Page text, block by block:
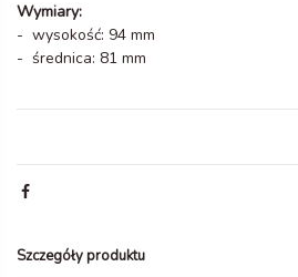
Wymiary:
- wysokość: 94 mm
- średnica: 81 mm
Szczegóły produktu